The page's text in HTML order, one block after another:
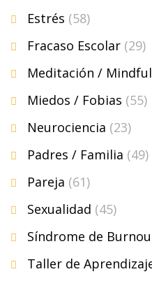
Estrés (58)
Fracaso Escolar (29)
Meditación /
Miedos / Fobias (55)
Neurociencia (23)
Padres / Familia (49)
Pareja (61)
Sexualidad (45)
Síndrome de
Taller de